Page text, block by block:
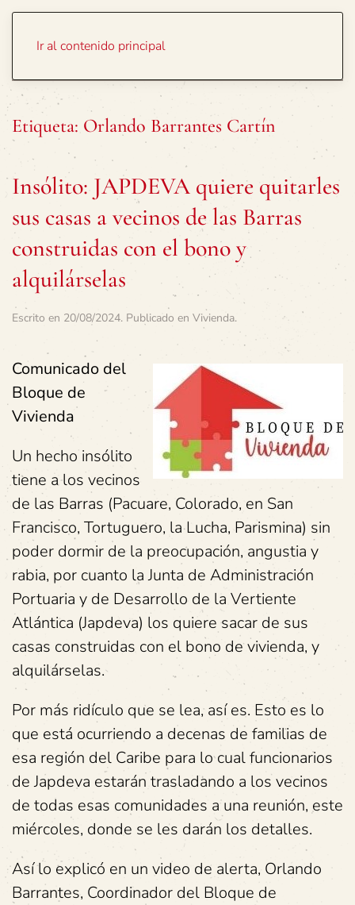
Ir al contenido principal
Etiqueta: Orlando Barrantes Cartín
Insólito: JAPDEVA quiere quitarles
sus casas a vecinos de las Barras
construidas con el bono y
alquilárselas
Escrito en 20/08/2024. Publicado en Vivienda.
Comunicado del
Bloque de
Vivienda
Un hecho insólito
tiene a los vecinos
de las Barras (Pacuare, Colorado, en San
Francisco, Tortuguero, la Lucha, Parismina) sin
poder dormir de la preocupación, angustia y
rabia, por cuanto la Junta de Administración
Portuaria y de Desarrollo de la Vertiente
Atlántica (Japdeva) los quiere sacar de sus
casas construidas con el bono de vivienda, y
alquilárselas.
Por más ridículo que se lea, así es. Esto es lo
que está ocurriendo a decenas de familias de
esa región del Caribe para lo cual funcionarios
de Japdeva estarán trasladando a los vecinos
de todas esas comunidades a una reunión, este
miércoles, donde se les darán los detalles.
Así lo explicó en un video de alerta, Orlando
Barrantes, Coordinador del Bloque de